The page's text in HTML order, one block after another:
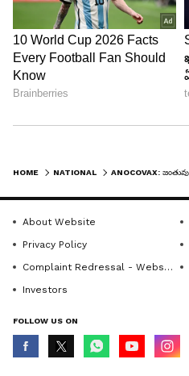
HOME NATIONAL
About Website
Privacy Policy
Complaint Redressal - Website
Investors
FOLLOW US ON